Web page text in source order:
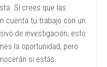
Si crees que las
cuenta tu trabajo con un
de investigación, esto
la oportunidad, pero
si estás